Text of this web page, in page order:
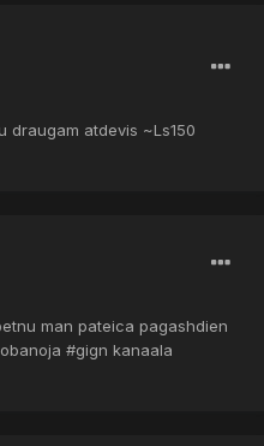
draugam atdevis ~Ls150
man pateica pagashdien
#gign kanaala